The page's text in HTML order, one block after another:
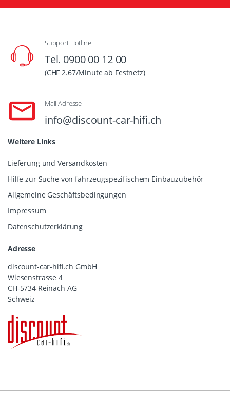
Support Hotline
Tel. 0900 00 12 00
(CHF 2.67/Minute ab Festnetz)
Mail Adresse
info@discount-car-hifi.ch
Weitere Links
Lieferung und Versandkosten
Hilfe zur Suche von fahrzeugspezifischem Einbauzubehör
Allgemeine Geschäftsbedingungen
Impressum
Datenschutzerklärung
Adresse
discount-car-hifi.ch GmbH
Wiesenstrasse 4
CH-5734 Reinach AG
Schweiz